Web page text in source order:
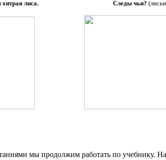
следы хитрая лиса. Следы чьи?
мы продолжим работать по учебнику.